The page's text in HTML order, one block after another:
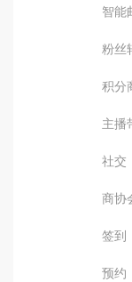
智能
粉丝
积分
主播
社交
商协
签到
预约